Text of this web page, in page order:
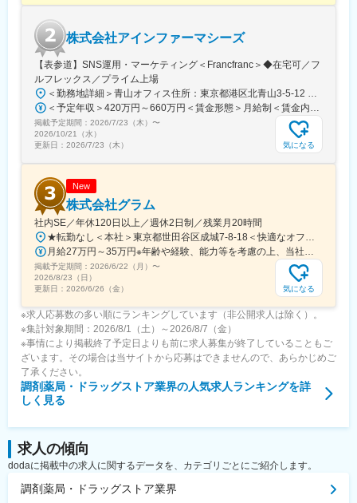
・資格取得後は、資格手当として給与にも反映されます。
■働き方：
・基本土日祝休み／年3回の大型連休あり
・残業20h以内
・スケジュールに合わせて直行直帰可
・転居を伴う転勤はありません
■やりがい：
献することができます。
・「この薬すごく効き目があって良かったよ。」「こないだのリ
ンゴ酢美味しかった！ちょうどまた買おうと思ってたの。来てく
れてありがとう。」など、「ありがとう」という言葉が一番のや
りがいです。
変更の範囲：会社の定める業務
株式会社アインファーマシーズ
【表参道】SNS運用・マーケティング＜Francfranc＞◆在宅可／フ
ルフレックス／プライム上場
＜勤務地詳細＞青山オフィス住所：東京都港区北青山3-5-12 青山クリスタルビルB1勤務地最寄駅：各線／表参道駅受動喫煙対策：屋内全面禁煙変更の範囲：会社の定める事業所
＜予定年収＞420万円～660万円＜賃金形態＞月給制＜賃金内訳＞月額（基本給）：260,000円～340,000円＜月給＞260,000円～340,000円＜昇給有無＞有＜残業手当＞有＜給与補足＞※上記年収には標準業績時の賞与および月20時間分の残業手当を含む賃金はあくまでも目安の金額であり、選考を通じて上下する可能性があります。月給(月額)は固定手当を含めた表記です。
掲載予定期間： 2026/7/23（木） 〜
2026/10/21（水）
更新日： 2026/7/23（木） 気になる
New
株式会社グラム
社内SE／年休120日以上／週休2日制／残業月20時間
★転勤なし＜本社＞東京都世田谷区成城7-8-18＜快適なオフィスも魅力！＞別荘みたいで解放感もあり、居心地抜群のオフィスです！※屋内全面禁煙
月給27万円～35万円※年齢や経験、能力等を考慮の上、当社規定により決定・優遇いたします。※残業代は別途全額支給。
掲載予定期間： 2026/6/22（月） 〜
2026/8/23（日）
更新日： 2026/6/26（金） 気になる
※求人応募数の多い順にランキングしています（非公開求人は除く）。
※集計対象期間：2026/8/1（土）～2026/8/7（金）
※事情により掲載終了予定日よりも前に求人募集が終了していることもご
ざいます。その場合は当サイトから応募はできませんので、あらかじめご
了承ください。
調剤薬局・ドラッグストア業界の人気求人ランキングを詳
しく見る
求人の傾向
dodaに掲載中の求人に関するデータを、カテゴリごとにご紹介します。
調剤薬局・ドラッグストア業界